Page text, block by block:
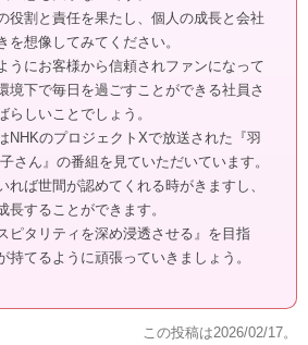
役割と責任を果たし、個人の成長と会社
想像してみてください。
うにお客様から信頼されファンになって
境下で毎日を過ごすことができる社員さ
らしいことでしょう。
NHKのプロジェクトXで放送された『羽
さん』の番組を見ていただいています。
れば世間が認めてくれる時がきますし、
長することができます。
ピタリティを深め浸透させる』を目指
持てるように頑張っていきましょう。
この投稿は2026/02/17。